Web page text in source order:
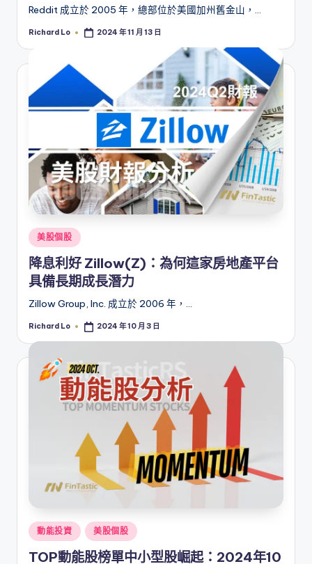
Reddit 成立於 2005 年，總部位於美國加州舊金山，…
Posted
Richard Lo 2024 年 11 月 13 日
Posted
in
美股個股
降息利好 Zillow(Z)：為何這家房地產平台
具備長期成長潛力
Zillow Group, Inc. 成立於 2006 年，…
Posted
Richard Lo 2024 年 10 月 3 日
Posted
in
動能投資 美股個股
TOP動能股榜單中小型股崛起：2024年10